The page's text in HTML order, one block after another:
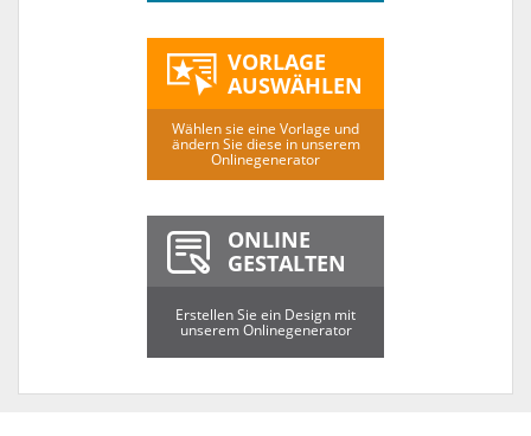
VORLAGE
AUSWÄHLEN
Wählen sie eine Vorlage und
ändern Sie diese in unserem
Onlinegenerator
ONLINE
GESTALTEN
Erstellen Sie ein Design mit
unserem Onlinegenerator